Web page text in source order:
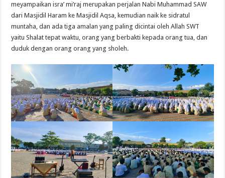
meyampaikan isra’ mi’raj merupakan perjalan Nabi Muhammad SAW
dari Masjidil Haram ke Masjidil Aqsa, kemudian naik ke sidratul
muntaha, dan ada tiga amalan yang paling dicintai oleh Allah SWT
yaitu Shalat tepat waktu, orang yang berbakti kepada orang tua, dan
duduk dengan orang orang yang sholeh.